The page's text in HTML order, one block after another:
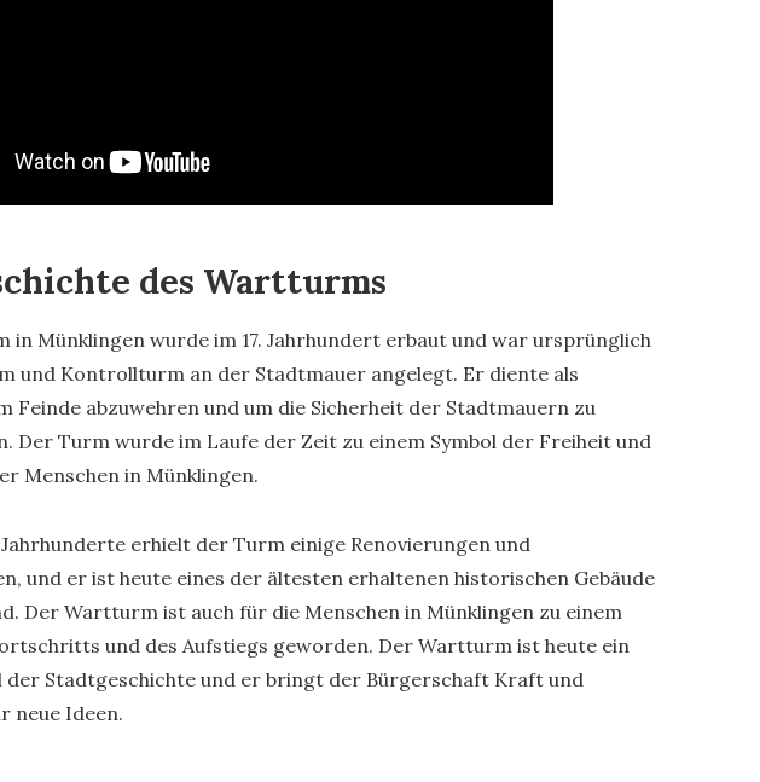
des Wartturms
in Münklingen wurde im 17. Jahrhundert erbaut und war ursprünglich
und Kontrollturm an der Stadtmauer angelegt. Er diente als
Feinde abzuwehren und um die Sicherheit der Stadtmauern zu
Der Turm wurde im Laufe der Zeit zu einem Symbol der Freiheit und
Menschen in Münklingen.
erhielt der Turm einige Renovierungen und
und er ist heute eines der ältesten erhaltenen historischen Gebäude
Der Wartturm ist auch für die Menschen in Münklingen zu einem
und des Aufstiegs geworden. Der Wartturm ist heute ein
der Stadtgeschichte und er bringt der Bürgerschaft Kraft und
neue Ideen.